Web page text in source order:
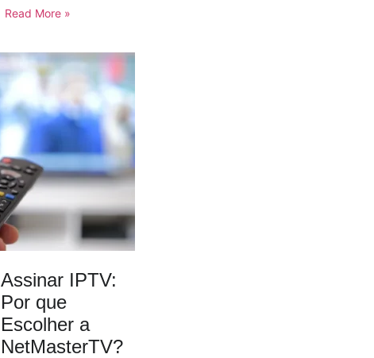
Read More »
Assinar IPTV:
Por que
Escolher a
NetMasterTV?